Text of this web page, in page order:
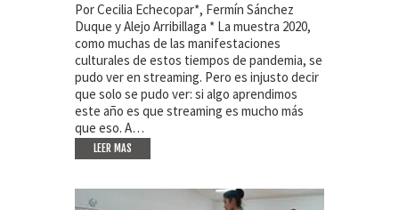
Por Cecilia Echecopar*, Fermín Sánchez
Duque y Alejo Arribillaga * La muestra 2020,
como muchas de las manifestaciones
culturales de estos tiempos de pandemia, se
pudo ver en streaming. Pero es injusto decir
que solo se pudo ver: si algo aprendimos
este año es que streaming es mucho más
que eso. A…
LEER MAS